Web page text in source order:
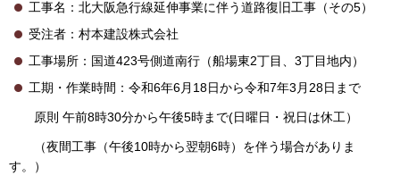
工事名：北大阪急行線延伸事業に伴う道路復旧工事（その5）
受注者：村本建設株式会社
工事場所：国道423号側道南行（船場東2丁目、3丁目地内）
工期・作業時間：令和6年6月18日から令和7年3月28日まで
原則 午前8時30分から午後5時まで(日曜日・祝日は休工）
（夜間工事（午後10時から翌朝6時）を伴う場合がありま
す。）